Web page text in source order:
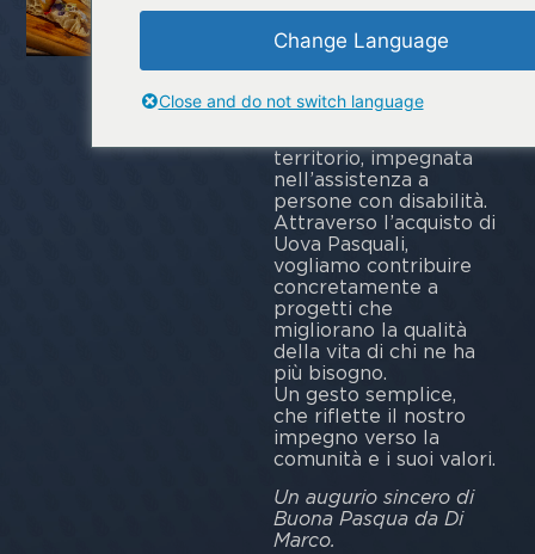
In occasione della
Pasqua, Di Marco ha
scelto di sostenere
l’associazioneCieli
Azzurri,
un’associazione di
territorio, impegnata
nell’assistenza a
persone con disabilità.
Attraverso l’acquisto di
Uova Pasquali,
vogliamo contribuire
concretamente a
progetti che
migliorano la qualità
della vita di chi ne ha
più bisogno.
Un gesto semplice,
che riflette il nostro
impegno verso la
comunità e i suoi valori.
Un augurio sincero di
Buona Pasqua da Di
Marco.
Change Language
Close and do not switch language